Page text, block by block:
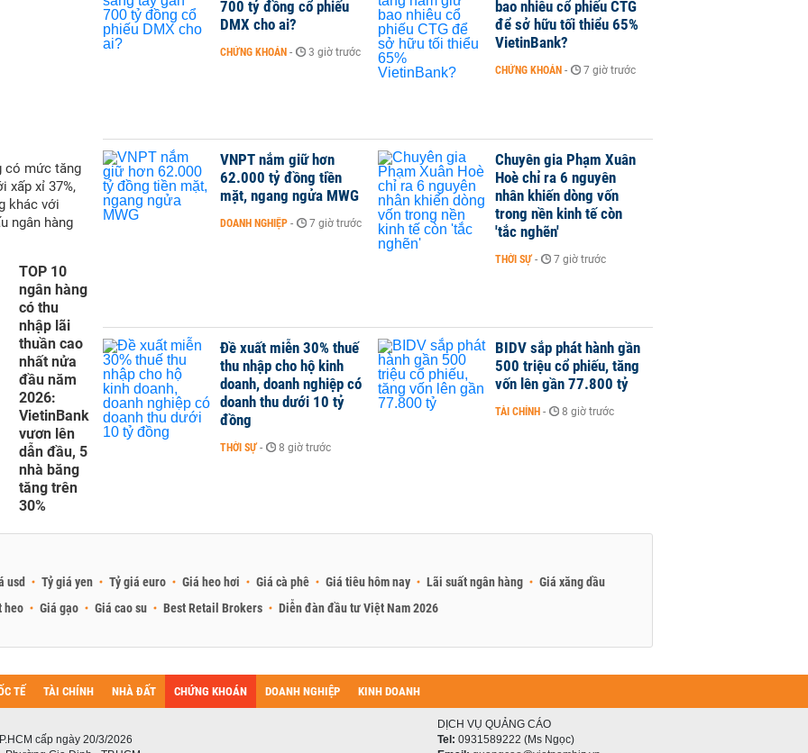
có mức tăng
xấp xỉ 37%,
khác với
ngân hàng
TOP 10
ngân hàng
có thu
nhập lãi
thuần cao
nhất nửa
đầu năm
2026:
VietinBank
vươn lên
dẫn đầu, 5
nhà băng
tăng trên
30%
700 tỷ đồng cổ phiếu
DMX cho ai?
CHỨNG KHOÁN - 3 giờ trước
bao nhiêu cổ phiếu CTG
để sở hữu tối thiểu 65%
VietinBank?
CHỨNG KHOÁN - 7 giờ trước
VNPT nắm giữ hơn
62.000 tỷ đồng tiền
mặt, ngang ngửa MWG
DOANH NGHIỆP - 7 giờ trước
Chuyên gia Phạm Xuân
Hoè chỉ ra 6 nguyên
nhân khiến dòng vốn
trong nền kinh tế còn
'tắc nghẽn'
THỜI SỰ - 7 giờ trước
Đề xuất miễn 30% thuế
thu nhập cho hộ kinh
doanh, doanh nghiệp có
doanh thu dưới 10 tỷ
đồng
THỜI SỰ - 8 giờ trước
BIDV sắp phát hành gần
500 triệu cổ phiếu, tăng
vốn lên gần 77.800 tỷ
TÀI CHÍNH - 8 giờ trước
usd Tỷ giá yen Tỷ giá euro Giá heo hơi Giá cà phê Giá tiêu hôm nay Lãi suất ngân hàng
Giá xăng dầu
heo Giá gạo Giá cao su Best Retail Brokers Diễn đàn đầu tư Việt Nam 2026
TẾ TÀI CHÍNH NHÀ ĐẤT CHỨNG KHOÁN DOANH NGHIỆP KINH DOANH
cấp ngày 20/3/2026
DỊCH VỤ QUẢNG CÁO
Tel: 0931589222 (Ms Ngọc)